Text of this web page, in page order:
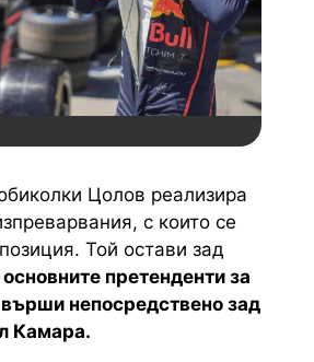
Цолов реализира
с които се
Той остави зад
основните претенденти за
непосредствено зад
Камара.